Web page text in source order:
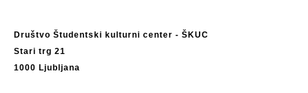
Društvo Študentski kulturni center - ŠKUC
Stari trg 21
1000 Ljubljana